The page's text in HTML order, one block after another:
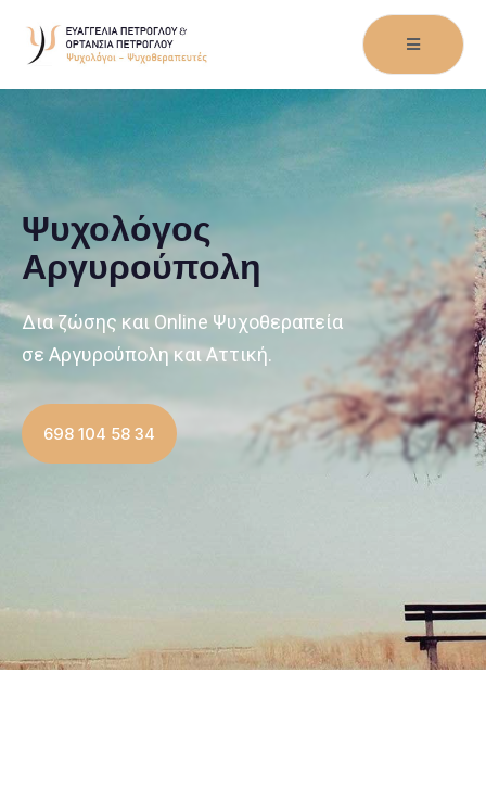
Ψυχολόγος
Αργυρούπολη
Δια ζώσης και Οnline Ψυχοθεραπεία
σε Αργυρούπολη και Αττική.
698 104 58 34